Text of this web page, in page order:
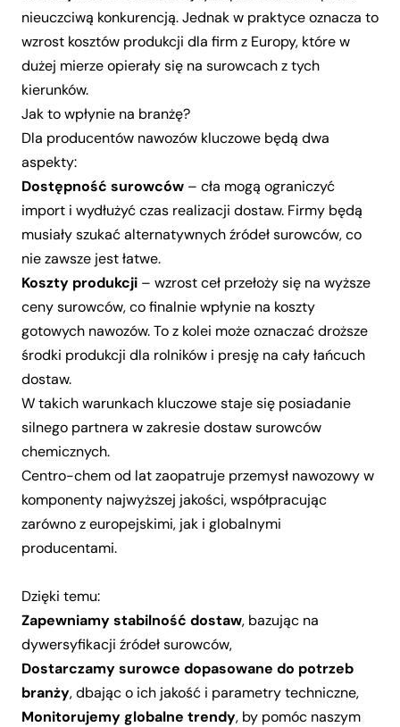
nieuczciwą konkurencją. Jednak w praktyce oznacza to
wzrost kosztów produkcji dla firm z Europy, które w
dużej mierze opierały się na surowcach z tych
kierunków.
Jak to wpłynie na branżę?
Dla producentów nawozów kluczowe będą dwa
aspekty:
Dostępność surowców – cła mogą ograniczyć
import i wydłużyć czas realizacji dostaw. Firmy będą
musiały szukać alternatywnych źródeł surowców, co
nie zawsze jest łatwe.
Koszty produkcji – wzrost ceł przełoży się na wyższe
ceny surowców, co finalnie wpłynie na koszty
gotowych nawozów. To z kolei może oznaczać droższe
środki produkcji dla rolników i presję na cały łańcuch
dostaw.
W takich warunkach kluczowe staje się posiadanie
silnego partnera w zakresie dostawsurowców
chemicznych.
Centro-chem od lat zaopatruje przemysł nawozowy w
komponenty najwyższej jakości, współpracując
zarówno z europejskimi, jak i globalnymi
producentami.
Dzięki temu:
Zapewniamy stabilność dostaw, bazując na
dywersyfikacji źródeł surowców,
Dostarczamy surowce dopasowane do potrzeb
branży, dbając o ich jakość i parametry techniczne,
Monitorujemy globalne trendy, by pomóc naszym